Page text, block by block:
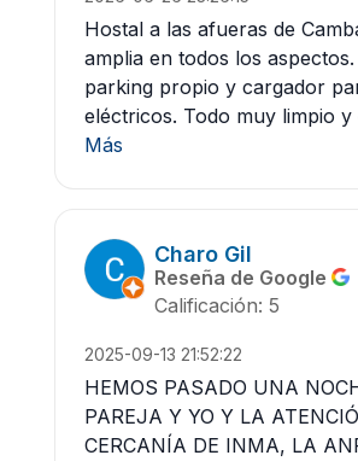
Hostal a las afueras de
amplia en todos los
parking propio y cargador
eléctricos. Todo muy limpio y
Más
Charo Gil
Reseña de Google
Calificación: 5
2025-09-13 21:52:22
HEMOS PASADO UNA
PAREJA Y YO Y LA
CERCANÍA DE INMA, LA